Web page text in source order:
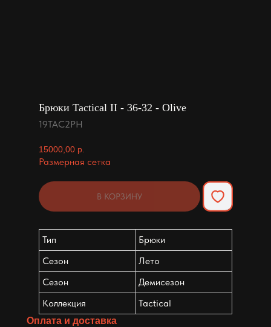
Брюки Tactical II - 36-32 - Olive
19TAC2PH
15000,00 р.
Размерная сетка
В КОРЗИНУ
Тип
Брюки
Сезон
Лето
Сезон
Демисезон
Коллекция
Tactical
Оплата и доставка